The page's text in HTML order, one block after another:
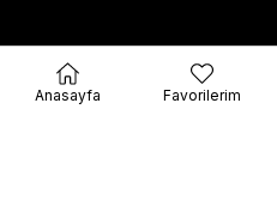
© 2023 orjinalbu.com
Anasayfa Favorilerim